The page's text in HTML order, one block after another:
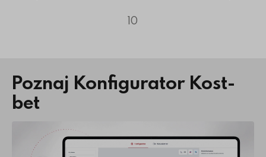
10
Poznaj Konfigurator Kost-
bet